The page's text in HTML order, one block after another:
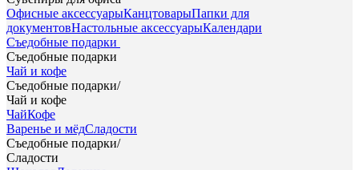
Офисные аксессуарыКанцтоварыПапки для
документовНастольные аксессуарыКалендари
Съедобные подарки
Съедобные подарки
Чай и кофе
Съедобные подарки/
Чай и кофе
ЧайКофе
Варенье и мёдСладости
Съедобные подарки/
Сладости